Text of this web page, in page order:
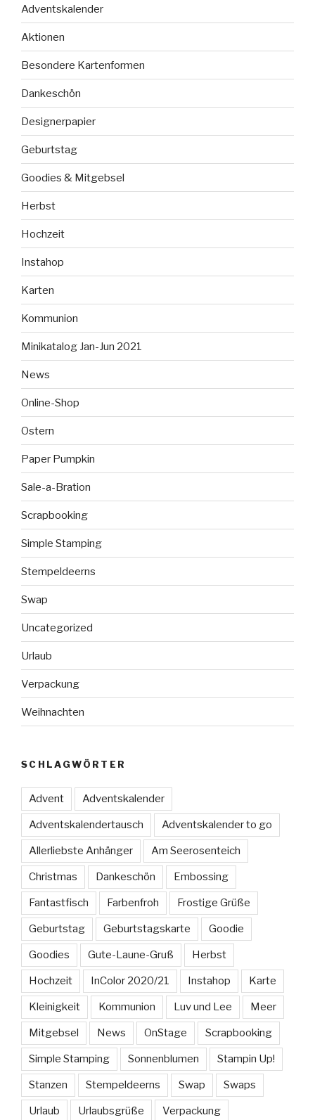
Adventskalender
Aktionen
Besondere Kartenformen
Dankeschön
Designerpapier
Geburtstag
Goodies & Mitgebsel
Herbst
Hochzeit
Instahop
Karten
Kommunion
Minikatalog Jan-Jun 2021
News
Online-Shop
Ostern
Paper Pumpkin
Sale-a-Bration
Scrapbooking
Simple Stamping
Stempeldeerns
Swap
Uncategorized
Urlaub
Verpackung
Weihnachten
SCHLAGWÖRTER
Advent Adventskalender
Adventskalendertausch Adventskalender to go
Allerliebste Anhänger Am Seerosenteich
Christmas Dankeschön Embossing
Fantastfisch Farbenfroh Frostige Grüße
Geburtstag Geburtstagskarte Goodie
Goodies Gute-Laune-Gruß Herbst
Hochzeit InColor 2020/21 Instahop Karte
Kleinigkeit Kommunion Luv und Lee Meer
Mitgebsel News OnStage Scrapbooking
Simple Stamping Sonnenblumen Stampin Up!
Stanzen Stempeldeerns Swap Swaps
Urlaub Urlaubsgrüße Verpackung